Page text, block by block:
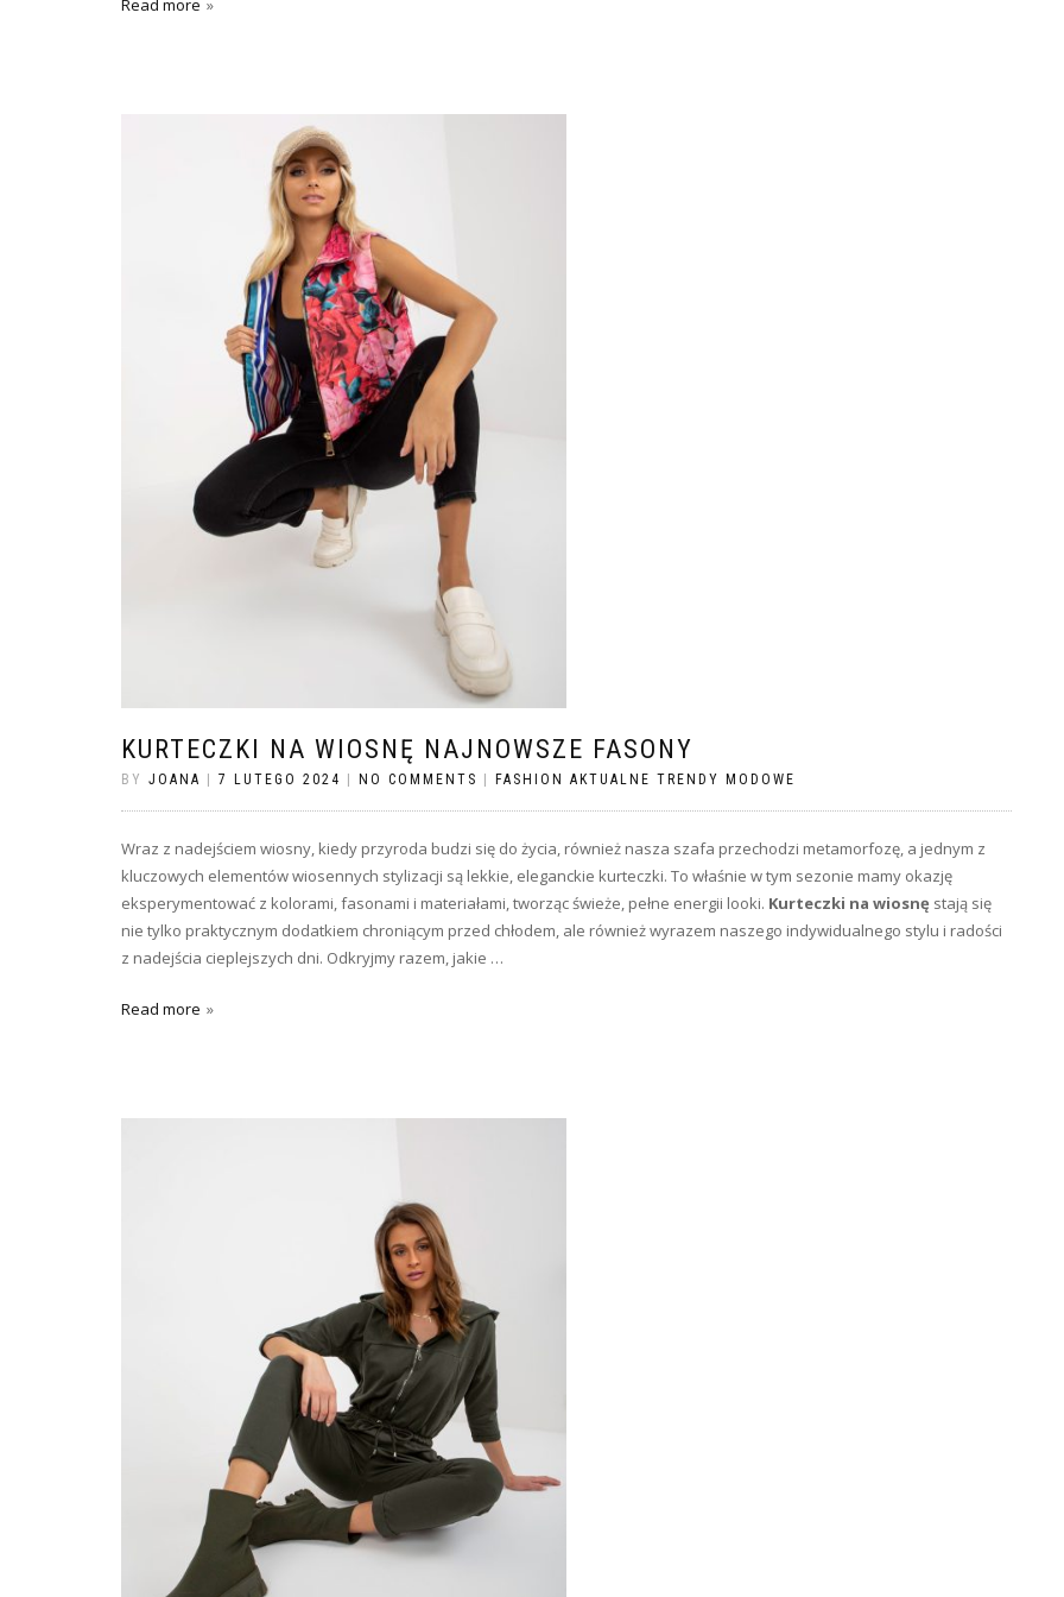
Read more
KURTECZKI NA WIOSNĘ NAJNOWSZE FASONY
BY JOANA | 7 LUTEGO 2024 | NO COMMENTS | FASHION AKTUALNE TRENDY MODOWE
Wraz z nadejściem wiosny, kiedy przyroda budzi się do życia, również nasza szafa przechodzi metamorfozę, a jednym z
kluczowych elementów wiosennych stylizacji są lekkie, eleganckie kurteczki. To właśnie w tym sezonie mamy okazję
eksperymentować z kolorami, fasonami i materiałami, tworząc świeże, pełne energii looki. Kurteczki na wiosnę stają się
nie tylko praktycznym dodatkiem chroniącym przed chłodem, ale również wyrazem naszego indywidualnego stylu i radości
z nadejścia cieplejszych dni. Odkryjmy razem, jakie …
Read more